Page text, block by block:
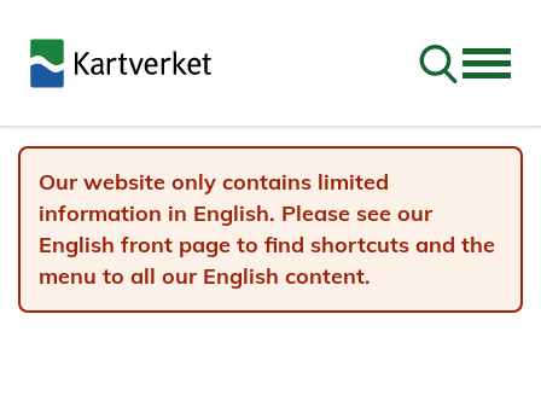
Go to
Our website only contains limited
information in English. Please see our
English front page to find shortcuts and the
menu to all our English content.